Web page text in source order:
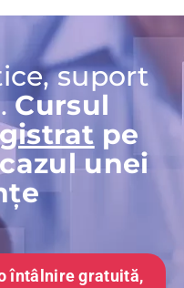
suport
Cursul
pe
unei
întâlnire gratuită,